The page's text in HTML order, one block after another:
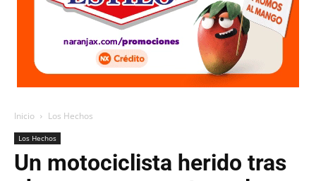
Inicio Los Hechos
Los Hechos
Un motociclista herido tras